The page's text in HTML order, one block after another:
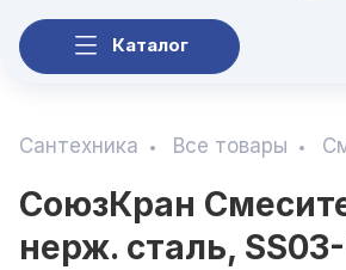
Каталог
Сантехника Все товары
СоюзКран
нерж. сталь, SS03-